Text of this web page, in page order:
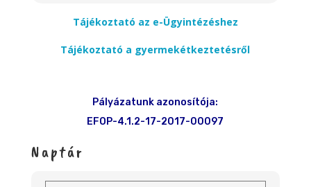
Tájékoztató az e-Ügyintézéshez
Tájékoztató a gyermekétkeztetésről
Pályázatunk azonosítója:
EFOP-4.1.2-17-2017-00097
Naptár